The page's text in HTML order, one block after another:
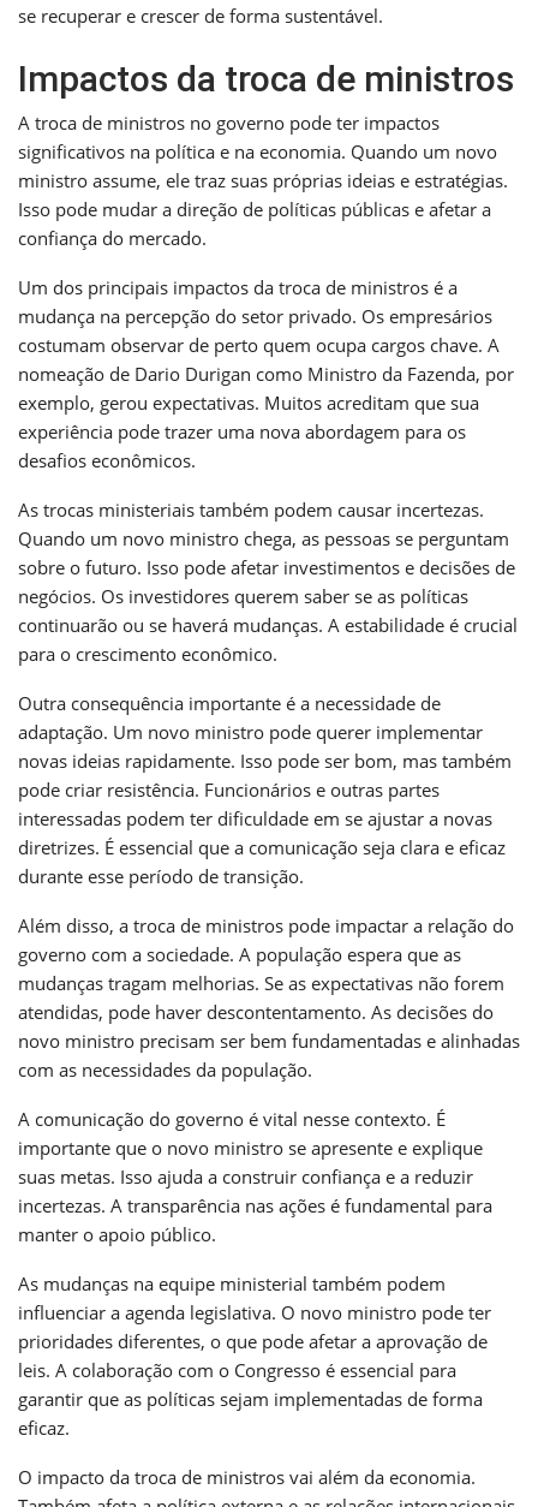
se recuperar e crescer de forma sustentável.
Impactos da troca de ministros
A troca de ministros no governo pode ter impactos
significativos na política e na economia. Quando um novo
ministro assume, ele traz suas próprias ideias e estratégias.
Isso pode mudar a direção de políticas públicas e afetar a
confiança do mercado.
Um dos principais impactos da troca de ministros é a
mudança na percepção do setor privado. Os empresários
costumam observar de perto quem ocupa cargos chave. A
nomeação de Dario Durigan como Ministro da Fazenda, por
exemplo, gerou expectativas. Muitos acreditam que sua
experiência pode trazer uma nova abordagem para os
desafios econômicos.
As trocas ministeriais também podem causar incertezas.
Quando um novo ministro chega, as pessoas se perguntam
sobre o futuro. Isso pode afetar investimentos e decisões de
negócios. Os investidores querem saber se as políticas
continuarão ou se haverá mudanças. A estabilidade é crucial
para o crescimento econômico.
Outra consequência importante é a necessidade de
adaptação. Um novo ministro pode querer implementar
novas ideias rapidamente. Isso pode ser bom, mas também
pode criar resistência. Funcionários e outras partes
interessadas podem ter dificuldade em se ajustar a novas
diretrizes. É essencial que a comunicação seja clara e eficaz
durante esse período de transição.
Além disso, a troca de ministros pode impactar a relação do
governo com a sociedade. A população espera que as
mudanças tragam melhorias. Se as expectativas não forem
atendidas, pode haver descontentamento. As decisões do
novo ministro precisam ser bem fundamentadas e alinhadas
com as necessidades da população.
A comunicação do governo é vital nesse contexto. É
importante que o novo ministro se apresente e explique
suas metas. Isso ajuda a construir confiança e a reduzir
incertezas. A transparência nas ações é fundamental para
manter o apoio público.
As mudanças na equipe ministerial também podem
influenciar a agenda legislativa. O novo ministro pode ter
prioridades diferentes, o que pode afetar a aprovação de
leis. A colaboração com o Congresso é essencial para
garantir que as políticas sejam implementadas de forma
eficaz.
O impacto da troca de ministros vai além da economia.